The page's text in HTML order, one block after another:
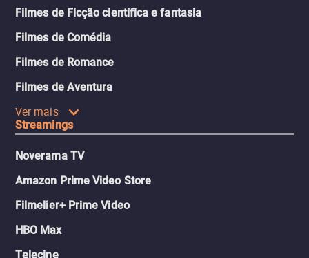
Filmes de Ficção científica e fantasia
Filmes de Comédia
Filmes de Romance
Filmes de Aventura
Ver mais
Streamings
Noverama TV
Amazon Prime Video Store
Filmelier+ Prime Video
HBO Max
Telecine